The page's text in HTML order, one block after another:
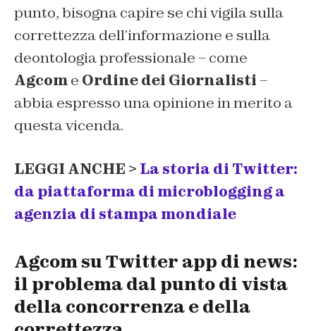
punto, bisogna capire se chi vigila sulla
correttezza dell’informazione e sulla
deontologia professionale – come
Agcome Ordine dei Giornalisti–
abbia espresso una opinione in merito a
questa vicenda.
LEGGI ANCHE > La storia di Twitter:
da piattaforma di microblogging a
agenzia di stampa mondiale
Agcom su Twitter app di news:
il problema dal punto di vista
della concorrenza e della